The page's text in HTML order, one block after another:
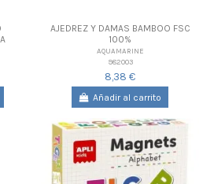
AJEDREZ Y DAMAS BAMBOO FSC
100%
AQUAMARINE
982003
8,38 €
Añadir al carrito